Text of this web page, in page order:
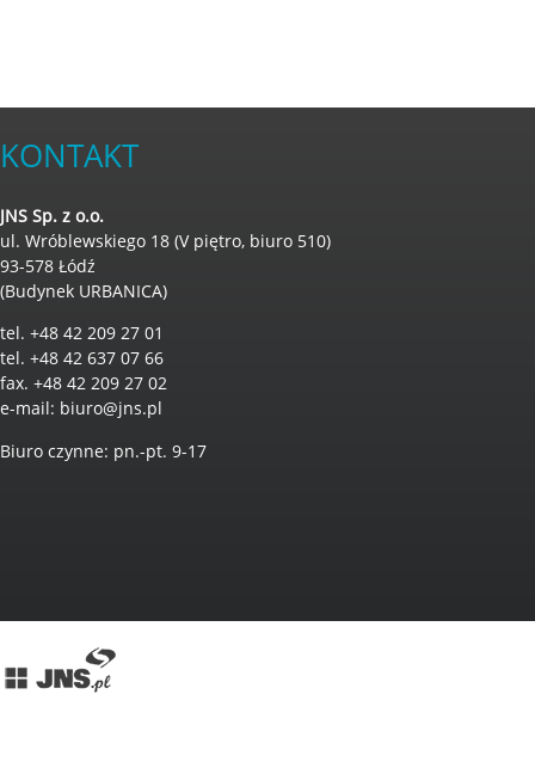
KONTAKT
JNS Sp. z o.o.
ul. Wróblewskiego 18 (V piętro, biuro 510)
93-578 Łódź
(Budynek URBANICA)
tel. +48 42 209 27 01
tel. +48 42 637 07 66
fax. +48 42 209 27 02
e-mail: biuro@jns.pl
Biuro czynne: pn.-pt. 9-17